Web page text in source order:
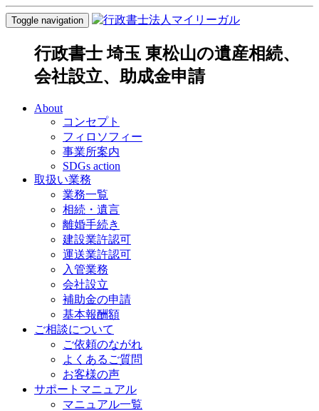
Toggle navigation
行政書士 埼玉 東松山の遺産相続、
会社設立、助成金申請
About
コンセプト
フィロソフィー
事業所案内
SDGs action
取扱い業務
業務一覧
相続・遺言
離婚手続き
建設業許認可
運送業許認可
入管業務
会社設立
補助金の申請
基本報酬額
ご相談について
ご依頼のながれ
よくあるご質問
お客様の声
サポートマニュアル
マニュアル一覧